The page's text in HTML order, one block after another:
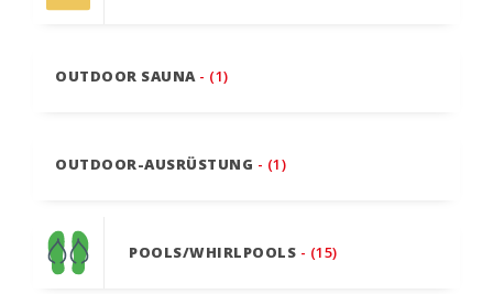
OUTDOOR SAUNA - (1)
OUTDOOR-AUSRÜSTUNG - (1)
POOLS/WHIRLPOOLS - (15)